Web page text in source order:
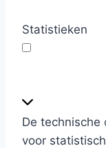
r
e
Statistieken
t
a
t
De technische
voor